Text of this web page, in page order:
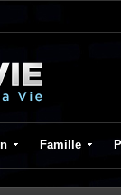
Famille